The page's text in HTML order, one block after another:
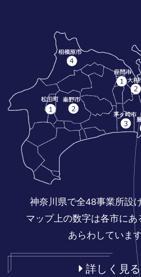
神奈川県で全48事業所設
マップ上の数字は各市にあ
あらわしています
詳しく見る